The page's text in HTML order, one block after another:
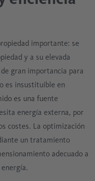
importante: se
y a su elevada
gran importancia para
es insustituible en
es una fuente
energía externa, por
costes. La optimización
un tratamiento
adecuado a